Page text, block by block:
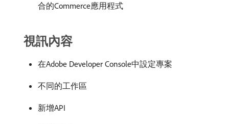
合的Commerce應用程式
視訊內容
在Adobe Developer Console中設定專案
不同的工作區
新增API